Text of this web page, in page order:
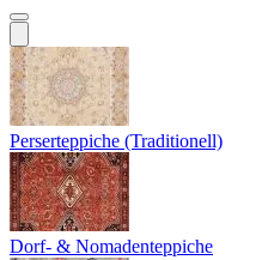
Perserteppiche (Traditionell)
Dorf- & Nomadenteppiche